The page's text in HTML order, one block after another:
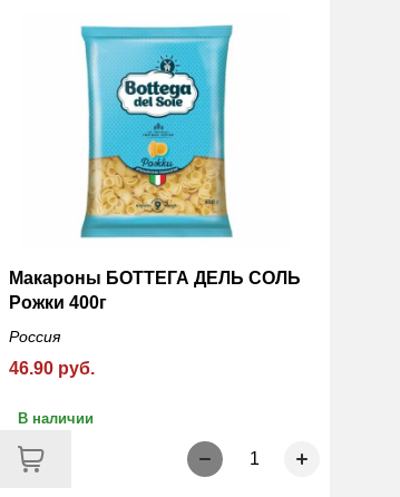
Макароны БОТТЕГА ДЕЛЬ СОЛЬ
Рожки 400г
Россия
46.90 руб.
В наличии
1